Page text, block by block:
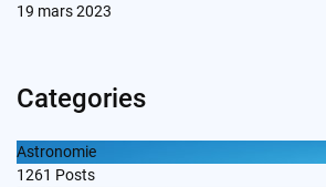
19 mars 2023
Categories
Astronomie
1261 Posts